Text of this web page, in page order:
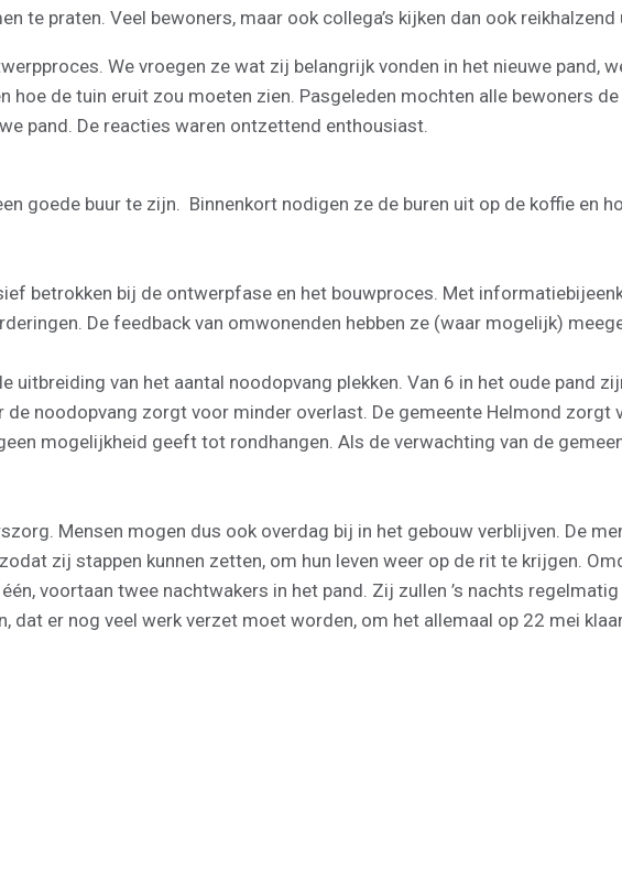
te praten. Veel bewoners, maar ook collega’s kijken dan ook reikhalzend
We vroegen ze wat zij belangrijk vonden in het nieuwe pand,
de tuin eruit zou moeten zien. Pasgeleden mochten alle bewoners
pand. De reacties waren ontzettend enthousiast.
goede buur te zijn. Binnenkort nodigen ze de buren uit op de koffie en
betrokken bij de ontwerpfase en het bouwproces. Met
De feedback van omwonenden hebben ze (waar mogelijk)
uitbreiding van het aantal noodopvang plekken. Van 6 in het oude pand
noodopvang zorgt voor minder overlast. De gemeente Helmond zorgt
mogelijkheid geeft tot rondhangen. Als de verwachting van de
Mensen mogen dus ook overdag bij in het gebouw verblijven. De
zij stappen kunnen zetten, om hun leven weer op de rit te krijgen.
voortaan twee nachtwakers in het pand. Zij zullen ’s nachts
dat er nog veel werk verzet moet worden, om het allemaal op 22 mei